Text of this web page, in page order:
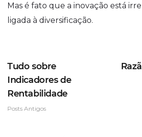
Mas é fato que a inovação está
ligada à diversificação.
Tudo sobre
Indicadores de
Rentabilidade
Posts Antigos